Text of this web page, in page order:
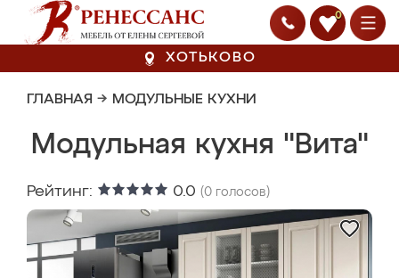
0
ХОТЬКОВО
ГЛАВНАЯ → МОДУЛЬНЫЕ КУХНИ
Модульная кухня "Вита"
Рейтинг: 0.0 (0 голосов)